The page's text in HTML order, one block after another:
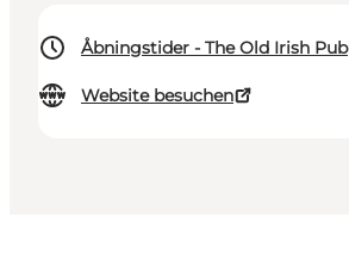
Åbningstider - The Old Irish Pub
Website besuchen